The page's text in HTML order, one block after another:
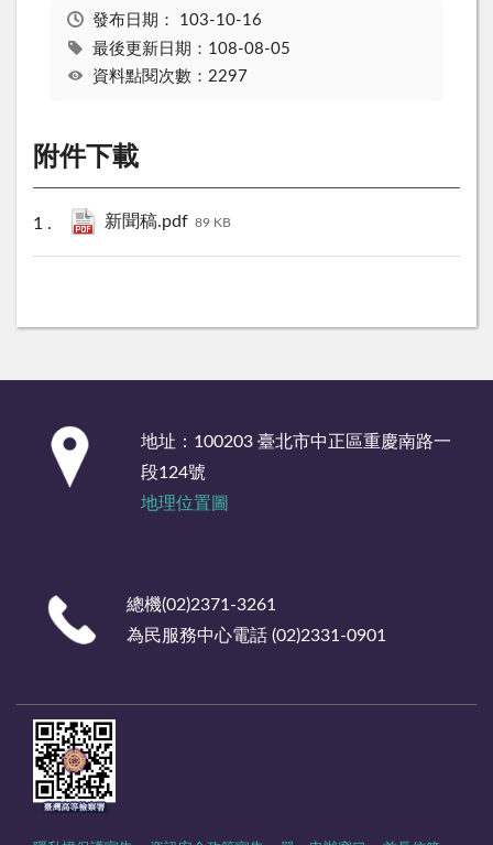
發布日期： 103-10-16
最後更新日期：108-08-05
資料點閱次數：2297
附件下載
新聞稿.pdf 89 KB
地址：100203 臺北市中正區重慶南路一
段124號
地理位置圖
總機(02)2371-3261
為民服務中心電話 (02)2331-0901